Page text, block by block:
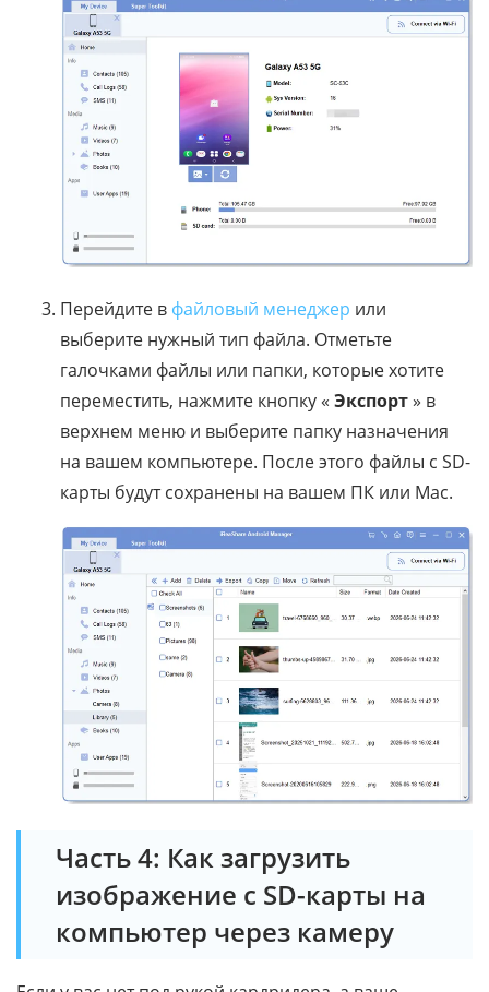
Перейдите в файловый менеджер или
выберите нужный тип файла. Отметьте
галочками файлы или папки, которые хотите
переместить, нажмите кнопку « Экспорт» в
верхнем меню и выберите папку назначения
на вашем компьютере. После этого файлы с SD-
карты будут сохранены на вашем ПК или Mac.
Часть 4: Как загрузить
изображение с SD-карты на
компьютер через камеру